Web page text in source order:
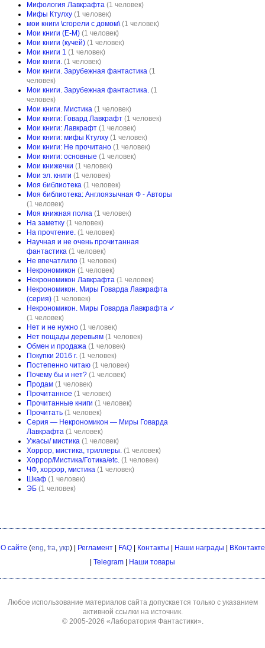
Мифология Лавкрафта (1 человек)
Мифы Ктулху (1 человек)
мои книги \сгорели с домом\ (1 человек)
Мои книги (Е-М) (1 человек)
Мои книги (кучей) (1 человек)
Мои книги 1 (1 человек)
Мои книги. (1 человек)
Мои книги. Зарубежная фантастика (1
человек)
Мои книги. Зарубежная фантастика. (1
человек)
Мои книги. Мистика (1 человек)
Мои книги: Говард Лавкрафт (1 человек)
Мои книги: Лавкрафт (1 человек)
Мои книги: мифы Ктулху (1 человек)
Мои книги: Не прочитано (1 человек)
Мои книги: основные (1 человек)
Мои книжечки (1 человек)
Мои эл. книги (1 человек)
Моя библиотека (1 человек)
Моя библиотека: Англоязычная Ф - Авторы
(1 человек)
Моя книжная полка (1 человек)
На заметку (1 человек)
На прочтение. (1 человек)
Научная и не очень прочитанная
фантастика (1 человек)
Не впечатлило (1 человек)
Некрономикон (1 человек)
Некрономикон Лавкрафта (1 человек)
Некрономикон. Миры Говарда Лавкрафта
(серия) (1 человек)
Некрономикон. Миры Говарда Лавкрафта ✓
(1 человек)
Нет и не нужно (1 человек)
Нет пощады деревьям (1 человек)
Обмен и продажа (1 человек)
Покупки 2016 г. (1 человек)
Постепенно читаю (1 человек)
Почему бы и нет? (1 человек)
Продам (1 человек)
Прочитанное (1 человек)
Прочитанные книги (1 человек)
Прочитать (1 человек)
Серия — Некрономикон — Миры Говарда
Лавкрафта (1 человек)
Ужасы/ мистика (1 человек)
Хоррор, мистика, триллеры. (1 человек)
Хоррор/Мистика/Готика/etc. (1 человек)
ЧФ, хоррор, мистика (1 человек)
Шкаф (1 человек)
ЭБ (1 человек)
О сайте (eng, fra, укр) | Регламент| FAQ| Контакты Наши награды
ВКонтакте
Telegram Наши товары
Любое использование материалов сайта допускается только с указанием
активной ссылки на источник.
© 2005-2026 «Лаборатория Фантастики».